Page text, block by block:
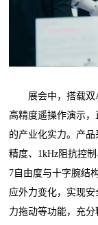
展会中，搭载双
高精度遥操作演示
的产业化实力。产
精度、1kHz阻抗控
7自由度与十字腕结
应外力变化，实现
力拖动等功能，充